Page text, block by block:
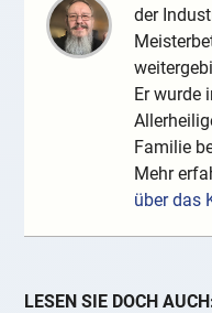
der
Er wurde
Familie
Mehr
über das
LESEN SIE DOCH